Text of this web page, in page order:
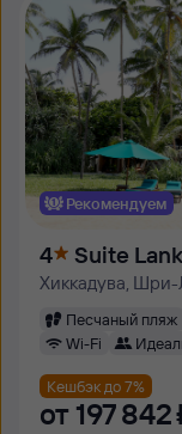
Рекомендуем
4 Suite
Хиккадува, Шри-
Песчаный пляж
Wi-Fi
Кешбэк до 7%
от 197 ⁠842